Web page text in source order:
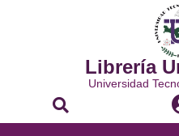
Librería
Universidad
Buscar